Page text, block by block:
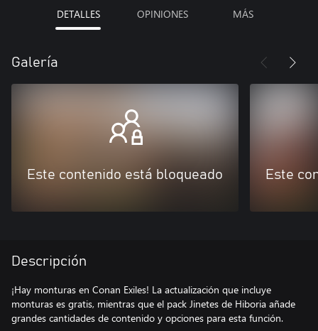
DETALLES OPINIONES MÁS
Galería
Este contenido está bloqueado Este
Descripción
¡Hay monturas en Conan Exiles! La actualización que incluye
monturas es gratis, mientras que el pack Jinetes de Hiboria añade
grandes cantidades de contenido y opciones para esta función.